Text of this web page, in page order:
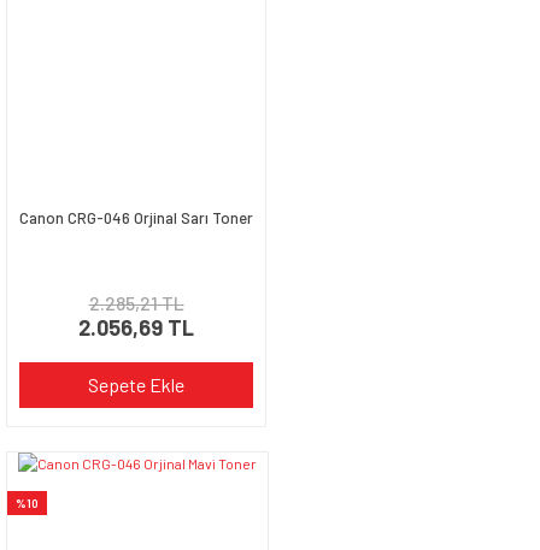
Canon CRG-046 Orjinal Sarı Toner
2.285,21 TL
2.056,69 TL
Sepete Ekle
%10